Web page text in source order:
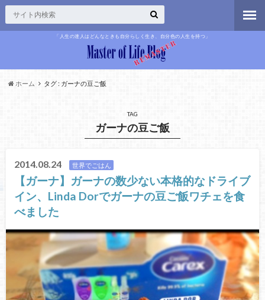
「人生の達人はどんなときも自分らしく生き、自分色の人生を持つ」
ホーム タグ : ガーナの豆ご飯
TAG
ガーナの豆ご飯
2014.08.24 世界でごはん
【ガーナ】ガーナの数少ない本格的なドライブ
イン、Linda Dorでガーナの豆ご飯ワチェを食
べました